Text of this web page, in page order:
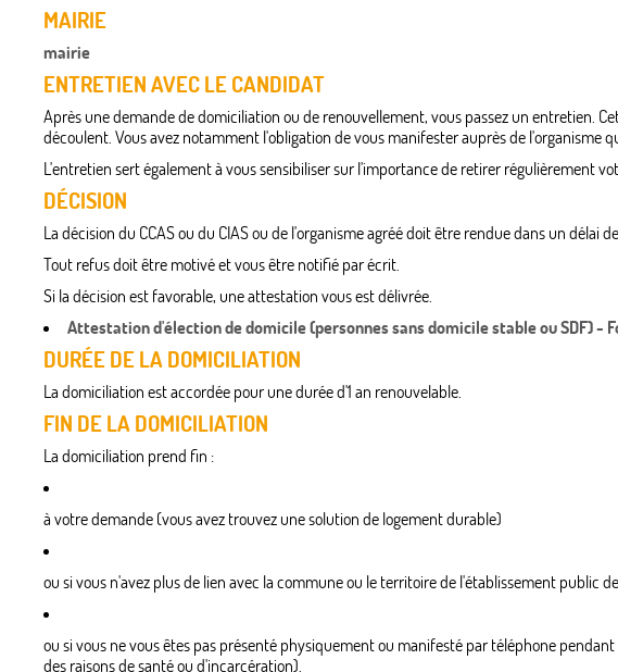
MAIRIE
mairie
ENTRETIEN AVEC LE CANDIDAT
Après une demande de domiciliation ou de renouvellement, vous passez un entretien.
découlent. Vous avez notamment l'obligation de vous manifester auprès de l'organisme
L'entretien sert également à vous sensibiliser sur l'importance de retirer régulièrement
DÉCISION
La décision du CCAS ou du CIAS ou de l'organisme agréé doit être rendue dans un délai
Tout refus doit être motivé et vous être notifié par écrit.
Si la décision est favorable, une attestation vous est délivrée.
Attestation d'élection de domicile (personnes sans domicile stable ou SDF) -
DURÉE DE LA DOMICILIATION
La domiciliation est accordée pour une durée d'1 an renouvelable.
FIN DE LA DOMICILIATION
La domiciliation prend fin :
à votre demande (vous avez trouvez une solution de logement durable)
ou si vous n'avez plus de lien avec la commune ou le territoire de l'établissement public
ou si vous ne vous êtes pas présenté physiquement ou manifesté par téléphone
des raisons de santé ou d'incarcération).